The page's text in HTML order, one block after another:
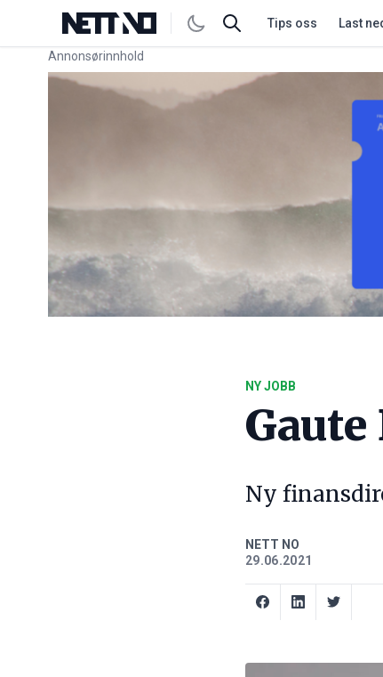
Tips oss Last
Annonsørinnhold
Link for annonse
NY JOBB
Ny
NETT NO
29.06.2021